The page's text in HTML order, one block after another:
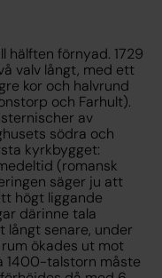
hälften förnyad. 1729
valv långt, med ett
kor och halvrund
och Farhult).
av
södra och
kyrkbygget:
(romansk
säger ju att
högt liggande
därinne tala
långt senare, under
ökades ut mot
1400-talstorn måste